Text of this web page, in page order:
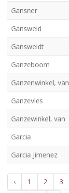
Gansner
Gansweid
Gansweidt
Ganzeboom
Ganzenwinkel, van
Ganzevles
Ganzewinkel, van
Garcia
Garcia Jimenez
‹ 1 2 3